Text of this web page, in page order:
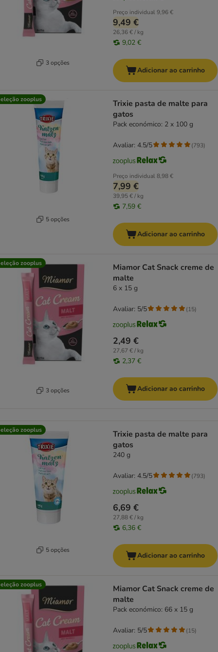
3 opções
Preço individual9,96 €
9,49 €
26,36 € / kg
9,02 €
Adicionar ao carrinho
zooplus
5 opções
Trixie pasta de malte para
gatos
Pack económico: 2 x 100 g
Preço individual8,98 €
7,99 €
39,95 € / kg
7,59 €
Avaliar: 4.5/5 (793)
Adicionar ao carrinho
zooplus
3 opções
Miamor Cat Snack creme de
malte
6 x 15 g
2,49 €
27,67 € / kg
2,37 €
Avaliar: 5/5 (15)
Adicionar ao carrinho
zooplus
5 opções
Trixie pasta de malte para
gatos
240 g
6,69 €
27,88 € / kg
6,36 €
Avaliar: 4.5/5 (793)
Adicionar ao carrinho
zooplus
Miamor Cat Snack creme de
malte
Pack económico: 66 x 15 g
Avaliar: 5/5 (15)